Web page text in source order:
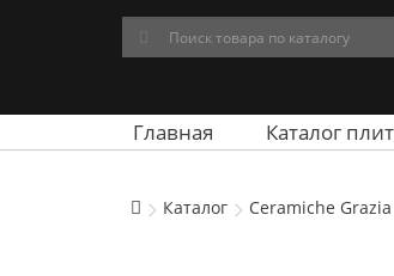
Главная Каталог
Каталог Ceramiche Grazia